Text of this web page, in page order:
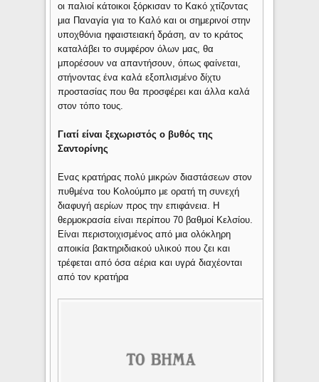
οι παλιοί κάτοικοι ξόρκισαν το Κακό χτίζοντας
μια Παναγία για το Καλό και οι σημερινοί στην
υποχθόνια ηφαιστειακή δράση, αν το κράτος
καταλάβει το συμφέρον όλων μας, θα
μπορέσουν να απαντήσουν, όπως φαίνεται,
στήνοντας ένα καλά εξοπλισμένο δίχτυ
προστασίας που θα προσφέρει και άλλα καλά
στον τόπο τους.
Γιατί είναι ξεχωριστός ο βυθός της
Σαντορίνης
Ενας κρατήρας πολύ μικρών διαστάσεων στον
πυθμένα του Κολούμπο με ορατή τη συνεχή
διαφυγή αερίων προς την επιφάνεια. Η
θερμοκρασία είναι περίπου 70 βαθμοί Κελσίου.
Είναι περιστοιχισμένος από μια ολόκληρη
αποικία βακτηριδιακού υλικού που ζει και
τρέφεται από όσα αέρια και υγρά διαχέονται
από τον κρατήρα